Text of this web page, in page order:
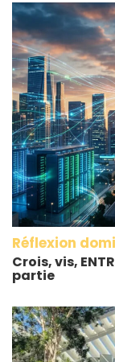
Réflexion
Crois, vis,
partie